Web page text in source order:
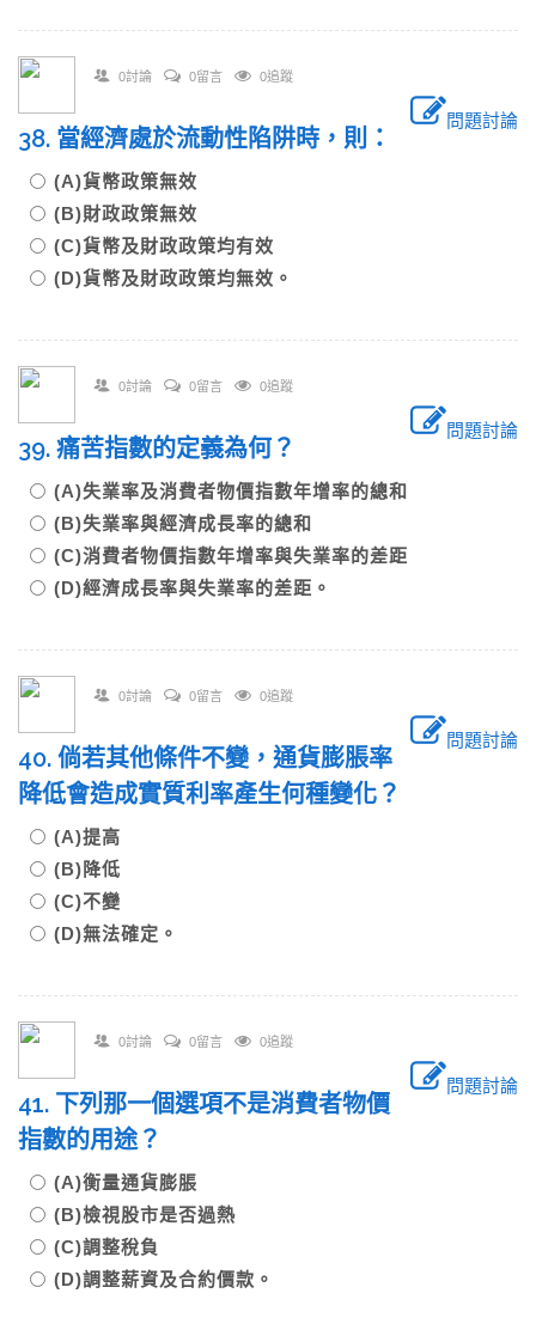
0討論 0留言 0追蹤
問題討論
38. 當經濟處於流動性陷阱時，則：
(A)貨幣政策無效
(B)財政政策無效
(C)貨幣及財政政策均有效
(D)貨幣及財政政策均無效。
0討論 0留言 0追蹤
問題討論
39. 痛苦指數的定義為何？
(A)失業率及消費者物價指數年增率的總和
(B)失業率與經濟成長率的總和
(C)消費者物價指數年增率與失業率的差距
(D)經濟成長率與失業率的差距。
0討論 0留言 0追蹤
問題討論
40. 倘若其他條件不變，通貨膨脹率
降低會造成實質利率產生何種變化？
(A)提高
(B)降低
(C)不變
(D)無法確定。
0討論 0留言 0追蹤
問題討論
41. 下列那一個選項不是消費者物價
指數的用途？
(A)衡量通貨膨脹
(B)檢視股市是否過熱
(C)調整稅負
(D)調整薪資及合約價款。